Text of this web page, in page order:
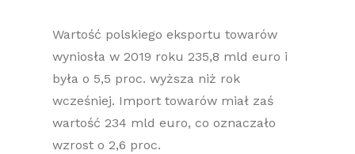
Wartość polskiego eksportu towarów
wyniosła w 2019 roku 235,8 mld euro i
była o 5,5 proc. wyższa niż rok
wcześniej. Import towarów miał zaś
wartość 234 mld euro, co oznaczało
wzrost o 2,6 proc.